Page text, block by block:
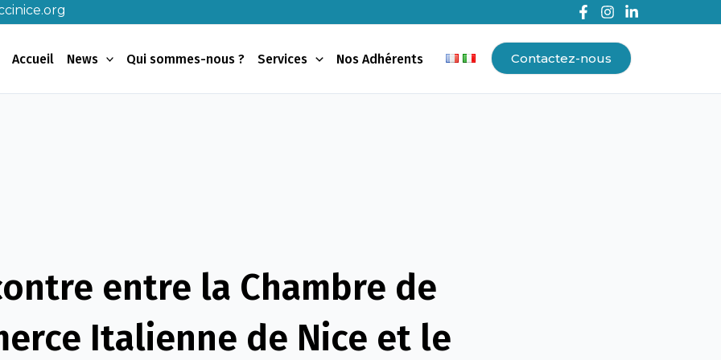
Accueil News Qui sommes-nous ? Services Nos Adhérents Contactez-nous
entre la Chambre de
Italienne de Nice et le